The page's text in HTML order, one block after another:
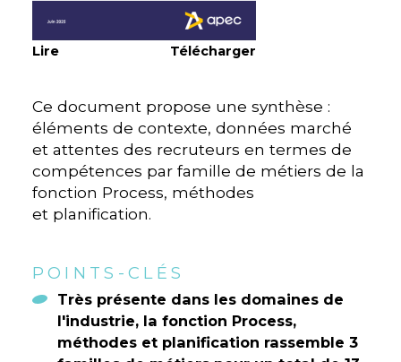
Lire Télécharger
Ce document propose une synthèse :
éléments de contexte, données marché
et attentes des recruteurs en termes de
compétences par famille de métiers de la
fonction Process, méthodes
et planification.
POINTS-CLÉS
Très présente dans les domaines de
l'industrie, la fonction Process,
méthodes et planification rassemble 3